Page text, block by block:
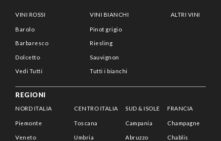
VINI ROSSI
Barolo
Barbaresco
Dolcetto
Vedi Tutti
VINI BIANCHI
Pinot grigio
Riesling
Sauvignon
Tutti i bianchi
ALTRI VINI
REGIONI
NORD ITALIA
Piemonte
Veneto
CENTRO ITALIA
Toscana
Umbria
SUD & ISOLE
Campania
Abruzzo
FRANCIA
Champagne
Chablis